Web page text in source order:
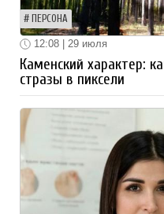
ПЕРСОНА
12:08 | 29 июля
Каменский характер:
стразы в пиксели